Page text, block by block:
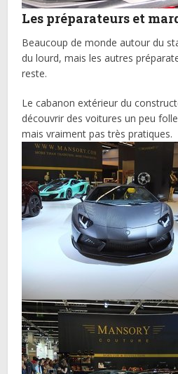
Les préparateurs et
Beaucoup de monde autour du
du lourd, mais les autres
reste.
Le cabanon extérieur du
découvrir des voitures un peu
mais vraiment pas très pratiques.